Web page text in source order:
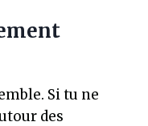
Si tu ne
des